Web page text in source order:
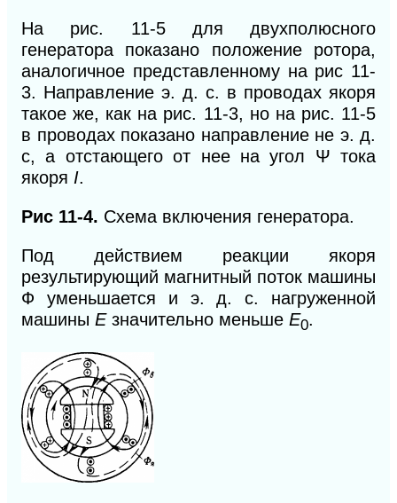
На рис. 11-5 для двухполюсного
генератора показано положение ротора,
аналогичное представленному на рис 11-
3. Направление э. д. с. в проводах якоря
такое же, как на рис. 11-3, но на рис. 11-5
в проводах показано направление не э. д.
с, а отстающего от нее на угол Ψ тока
якоря I.
Рис 11-4. Схема включения генератора.
Под действием реакции якоря
результирующий магнитный поток машины
Ф уменьшается и э. д. с. нагруженной
машины Е значительно меньше Е0.